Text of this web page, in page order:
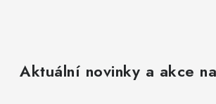
Aktuální novinky a akce